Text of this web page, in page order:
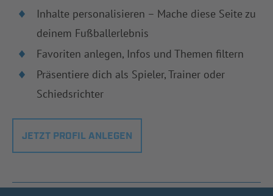
Inhalte personalisieren – Mache diese Seite zu
deinem Fußballerlebnis
Favoriten anlegen, Infos und Themen filtern
Präsentiere dich als Spieler, Trainer oder
Schiedsrichter
JETZT PROFIL ANLEGEN